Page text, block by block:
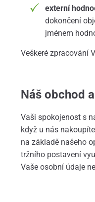
externí
dokončení
jménem
Veškeré zpracování
Náš obchod
Vaši spokojenost s
když u nás
na základě našeho
tržního postavení
Vaše osobní údaje